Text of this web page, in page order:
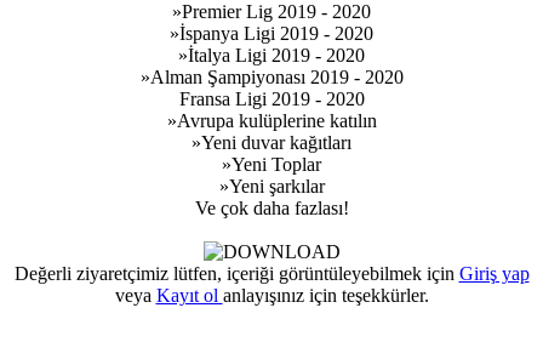
»Premier Lig 2019 - 2020
»İspanya Ligi 2019 - 2020
»İtalya Ligi 2019 - 2020
»Alman Şampiyonası 2019 - 2020
Fransa Ligi 2019 - 2020
»Avrupa kulüplerine katılın
»Yeni duvar kağıtları
»Yeni Toplar
»Yeni şarkılar
Ve çok daha fazlası!
Değerli ziyaretçimiz lütfen, içeriği görüntüleyebilmek için Giriş yap
veya Kayıt ol anlayışınız için teşekkürler.